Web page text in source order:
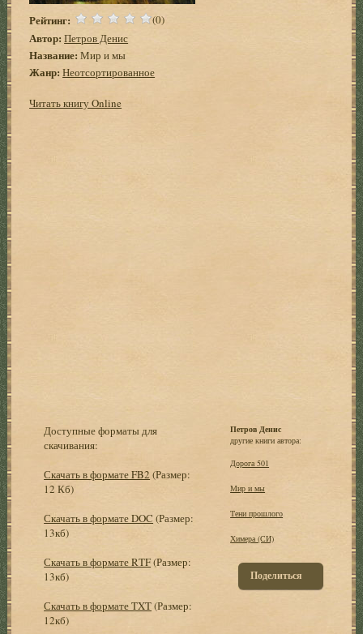
Рейтинг: (0)
Автор: Петров Денис
Название: Мир и мы
Жанр: Неотсортированное
Читать книгу Online
Доступные форматы для
скачивания:
Скачать в формате FB2 (Размер:
12 Кб)
Скачать в формате DOC (Размер:
13кб)
Скачать в формате RTF(Размер:
13кб)
Скачать в формате TXT(Размер:
12кб)
Петров Денис
другие книги автора:
Дорога 501
Мир и мы
Тени прошлого
Химера (СИ)
Поделиться